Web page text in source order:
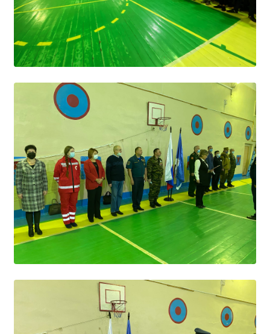
СВЕДЕНИЯ ОБ ОБРАЗОВАТЕЛЬНОЙ ОРГАНИЗАЦИИ
Основные сведения
Структура и органы управления образовательной
организацией
Документы
Образование
Образовательные стандарты и требования
Педагогический состав
Материально-техническое обеспечение и
оснащенность образовательного процесса.
Доступная среда
Стипендии и меры поддержки обучающихся
Платные образовательные услуги
Финансово-хозяйственная деятельность
Вакантные места для приёма (перевода)
Международное сотрудничество
Организация питания в образовательной